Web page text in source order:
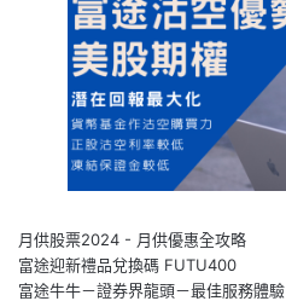
月供股票2024 - 月供優惠全攻略
富途迎新禮品兌換碼 FUTU400
富途牛牛－證券界龍頭－最佳服務體驗